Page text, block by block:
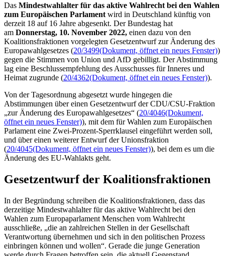
Das Mindestwahlalter für das aktive Wahlrecht bei den Wahlen
zum Europäischen Parlament wird in Deutschland künftig von
derzeit 18 auf 16 Jahre abgesenkt. Der Bundestag hat
am Donnerstag, 10. November 2022, einen dazu von den
Koalitionsfraktionen vorgelegten Gesetzentwurf zur Änderung des
Europawahlgesetzes (20/3499(Dokument, öffnet ein neues Fenster))
gegen die Stimmen von Union und AfD gebilligt. Der Abstimmung
lag eine Beschlussempfehlung des Ausschusses für Inneres und
Heimat zugrunde (20/4362(Dokument, öffnet ein neues Fenster)).
Von der Tagesordnung abgesetzt wurde hingegen die
Abstimmungen über einen Gesetzentwurf der CDU/CSU-Fraktion
„zur Änderung des Europawahlgesetzes“ (20/4046(Dokument,
öffnet ein neues Fenster)), mit dem für Wahlen zum Europäischen
Parlament eine Zwei-Prozent-Sperrklausel eingeführt werden soll,
und über einen weiterer Entwurf der Unionsfraktion
(20/4045(Dokument, öffnet ein neues Fenster)), bei dem es um die
Änderung des EU-Wahlakts geht.
Gesetzentwurf der Koalitionsfraktionen
In der Begründung schreiben die Koalitionsfraktionen, dass das
derzeitige Mindestwahlalter für das aktive Wahlrecht bei den
Wahlen zum Europaparlament Menschen vom Wahlrecht
ausschließe, „die an zahlreichen Stellen in der Gesellschaft
Verantwortung übernehmen und sich in den politischen Prozess
einbringen können und wollen“. Gerade die junge Generation